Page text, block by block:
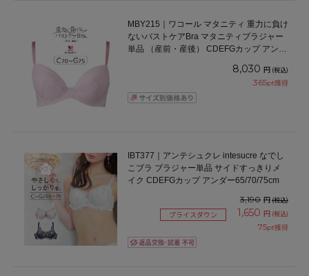
MBY215｜ワコール マタニティ 重力に負け
ないバストケアBra マタニティブラジャー
単品 （産前・産後） CDEFGカップ アンダ
8,030 円 (税込)
365pt獲得
IBT377｜アンテシュクレ intesucre なでし
こブラ ブラジャー単品 サイドすっきりメ
イク CDEFGカップ アンダー65/70/75cm
3,190 円(税込)
プライスダウン 1,650 円 (税込)
75pt獲得